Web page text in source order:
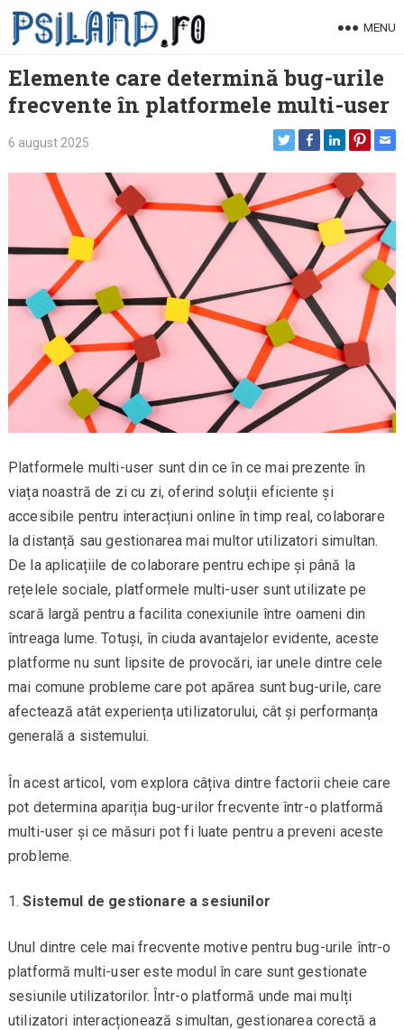
Skip
MENU
Elemente care determină bug-urile
frecvente în platformele multi-user
6 august 2025
Platformele multi-user sunt din ce în ce mai prezente în
viața noastră de zi cu zi, oferind soluții eficiente și
accesibile pentru interacțiuni online în timp real, colaborare
la distanță sau gestionarea mai multor utilizatori simultan.
De la aplicațiile de colaborare pentru echipe și până la
rețelele sociale, platformele multi-user sunt utilizate pe
scară largă pentru a facilita conexiunile între oameni din
întreaga lume. Totuși, în ciuda avantajelor evidente, aceste
platforme nu sunt lipsite de provocări, iar unele dintre cele
mai comune probleme care pot apărea sunt bug-urile, care
afectează atât experiența utilizatorului, cât și performanța
generală a sistemului.
În acest articol, vom explora câțiva dintre factorii cheie care
pot determina apariția bug-urilor frecvente într-o platformă
multi-user și ce măsuri pot fi luate pentru a preveni aceste
probleme.
Sistemul de gestionare a sesiunilor
Unul dintre cele mai frecvente motive pentru bug-urile într-o
platformă multi-user este modul în care sunt gestionate
sesiunile utilizatorilor. Într-o platformă unde mai mulți
utilizatori interacționează simultan, gestionarea corectă a